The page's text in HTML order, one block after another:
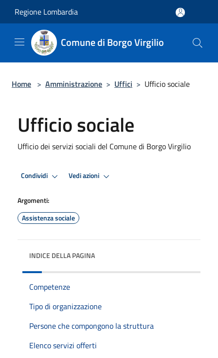
Regione Lombardia
Comune di Borgo Virgilio
Home > Amministrazione > Uffici > Ufficio sociale
Ufficio sociale
Ufficio dei servizi sociali del Comune di Borgo Virgilio
Condividi Vedi azioni
Argomenti:
Assistenza sociale
INDICE DELLA PAGINA
Competenze
Tipo di organizzazione
Persone che compongono la struttura
Elenco servizi offerti